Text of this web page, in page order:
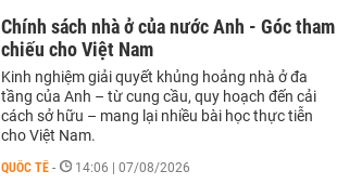
Chính sách nhà ở của nước Anh - Góc tham
chiếu cho Việt Nam
Kinh nghiệm giải quyết khủng hoảng nhà ở đa
tầng của Anh – từ cung cầu, quy hoạch đến cải
cách sở hữu – mang lại nhiều bài học thực tiễn
cho Việt Nam.
QUỐC TẾ - 14:06 | 07/08/2026